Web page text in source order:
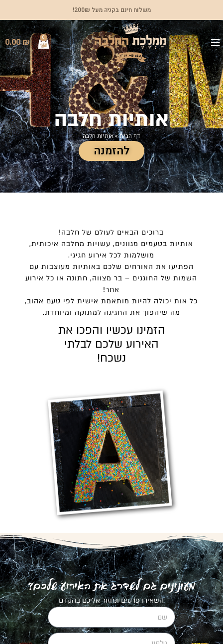
משלוח חינם בקניה מעל 200₪!
0
0.00₪
אותיות חלבה
דף הבית»אותיות חלבה
להזמנה
ברוכים הבאים לעולם של חלבה!
אותיות בטעמים מגוונים, עשויות מחלבה איכותית,
מושלמות לכל אירוע חגיגי.
הפתיעו את האורחים שלכם באותיות מעוצבות עם
השמות של החוגגים – בר מצווה, חתונה או כל אירוע
אחר!
כל אות יכולה להיות מותאמת אישית לפי טעם אהוב,
מה שיהפוך את החגיגה למתוקה ומיוחדת.
הזמינו עכשיו והפכו את
האירוע שלכם לבלתי
נשכח!
מעונינים גם לשדרג את האירוע שלכם?
השאירו פרטים ונחזור אליכם בהקדם